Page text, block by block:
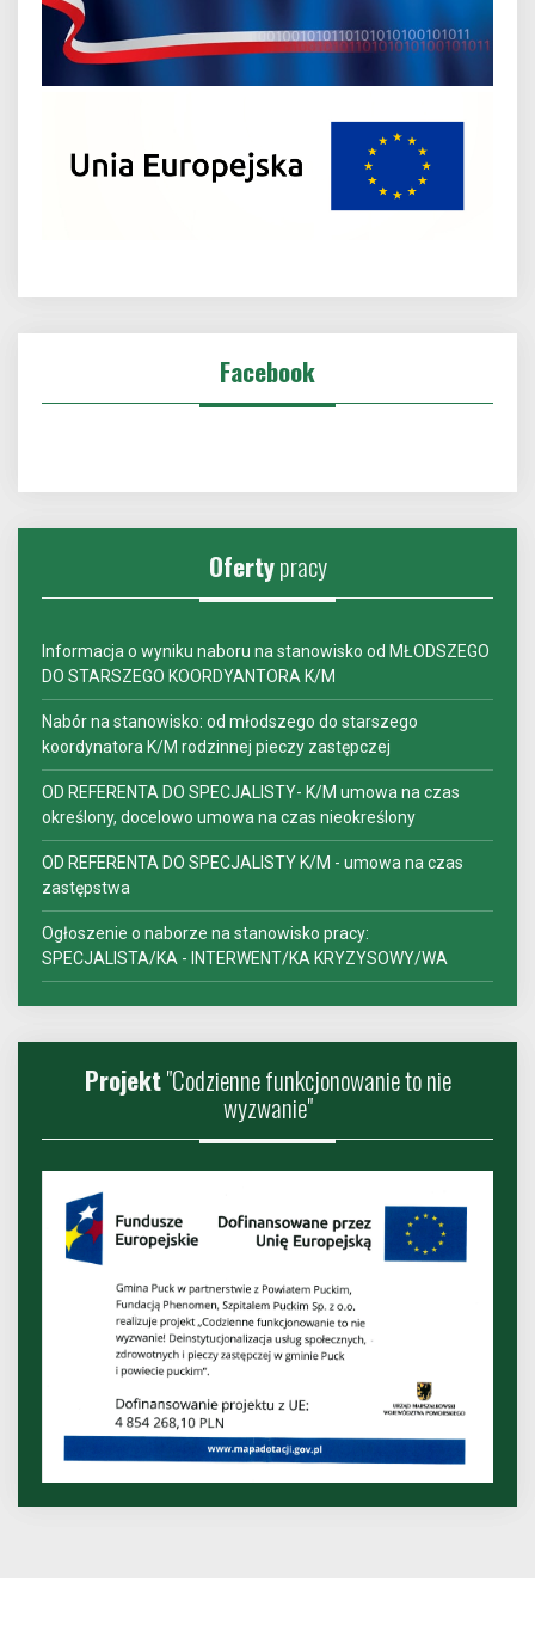
Facebook
Ofertypracy
Informacja o wyniku naboru na stanowisko od MŁODSZEGO
DO STARSZEGO KOORDYANTORA K/M
Nabór na stanowisko: od młodszego do starszego
koordynatora K/M rodzinnej pieczy zastępczej
OD REFERENTA DO SPECJALISTY- K/M umowa na czas
określony, docelowo umowa na czas nieokreślony
OD REFERENTA DO SPECJALISTY K/M - umowa na czas
zastępstwa
Ogłoszenie o naborze na stanowisko pracy:
SPECJALISTA/KA - INTERWENT/KA KRYZYSOWY/WA
Projekt"Codzienne funkcjonowanie to nie
wyzwanie"